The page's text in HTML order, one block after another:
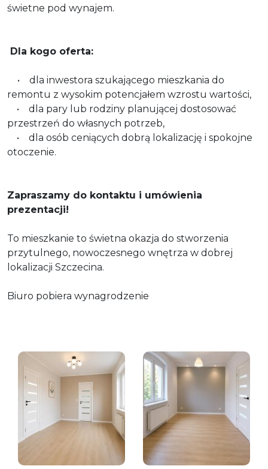
świetne pod wynajem.
Dla kogo oferta:
• dla inwestora szukającego mieszkania do
remontu z wysokim potencjałem wzrostu wartości,
• dla pary lub rodziny planującej dostosować
przestrzeń do własnych potrzeb,
• dla osób ceniących dobrą lokalizację i spokojne
otoczenie.
Zapraszamy do kontaktu i umówienia
prezentacji!
To mieszkanie to świetna okazja do stworzenia
przytulnego, nowoczesnego wnętrza w dobrej
lokalizacji Szczecina.
Biuro pobiera wynagrodzenie